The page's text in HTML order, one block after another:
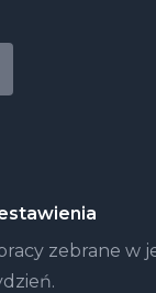
zebrane w